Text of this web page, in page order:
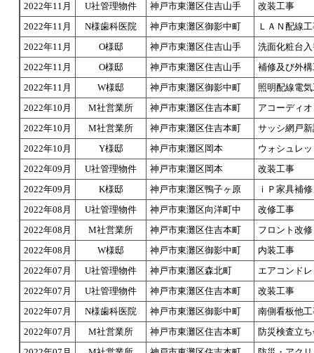
2022年11月
U社管理物件 神戸市東灘区住吉山手
改装工事
2022年11月
N様歯科医院 神戸市東灘区御影中町
ＬＡＮ配線
2022年11月
O様邸 神戸市東灘区住吉山手
洗面化粧台
2022年11月
O様邸 神戸市東灘区住吉山手
補修及び外
2022年11月
W様邸 神戸市東灘区御影中町
照明配線電
2022年10月
M社営業所 神戸市東灘区住吉本町
アコーディ
2022年10月
M社営業所 神戸市東灘区住吉本町
サッシ網戸
2022年10月
Y様邸 神戸市東灘区岡本
ウォシュレ
2022年09月
U社管理物件 神戸市東灘区岡本
改装工事
2022年09月
K様邸 神戸市東灘区鴨子ヶ原
ｉＰ家具補修
2022年08月
U社管理物件 神戸市東灘区向洋町中
改修工事
2022年08月
M社営業所 神戸市東灘区住吉本町
フロント改修
2022年08月
W様邸 神戸市東灘区御影中町
内装工事
2022年07月
U社管理物件 神戸市東灘区森北町
エアコンド
2022年07月
U社管理物件 神戸市東灘区住吉本町
改装工事
2022年07月
N様歯科医院 神戸市東灘区御影中町
南側看板他
2022年07月
M社営業所 神戸市東灘区住吉本町
防災検査立